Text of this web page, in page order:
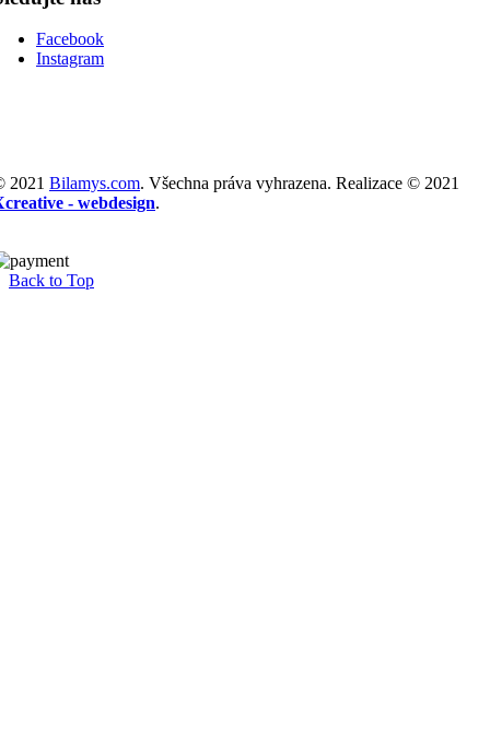
Facebook
Instagram
2021 Bilamys.com. Všechna práva vyhrazena. Realizace © 2021
- webdesign.
Back to Top